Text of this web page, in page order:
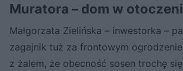
Muratora – dom w
Małgorzata Zielińska – inwestorka –
zagajnik tuż za frontowym
z żalem, że obecność sosen trochę